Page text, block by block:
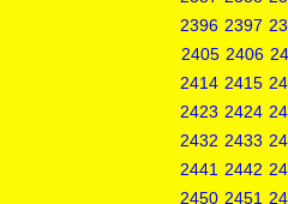
2396 2397
2405 2406
2414 2415
2423 2424
2432 2433
2441 2442
2450 2451